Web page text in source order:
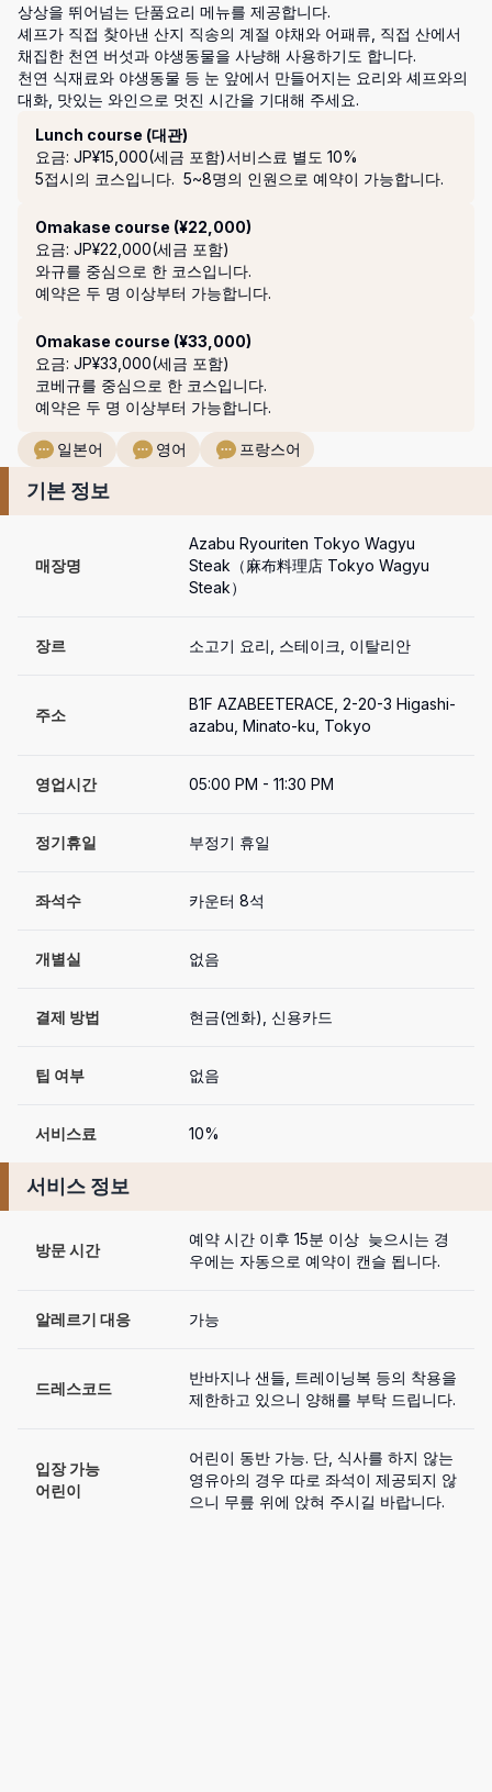
상상을 뛰어넘는 단품요리 메뉴를 제공합니다.
셰프가 직접 찾아낸 산지 직송의 계절 야채와 어패류, 직접 산에서
채집한 천연 버섯과 야생동물을 사냥해 사용하기도 합니다.
천연 식재료와 야생동물 등 눈 앞에서 만들어지는 요리와 셰프와의
대화, 맛있는 와인으로 멋진 시간을 기대해 주세요.
Lunch course (대관)
요금: JP¥15,000(세금 포함)서비스료 별도 10%
5접시의 코스입니다.  5~8명의 인원으로 예약이 가능합니다.
Omakase course (¥22,000)
요금: JP¥22,000(세금 포함)
와규를 중심으로 한 코스입니다.
예약은 두 명 이상부터 가능합니다.
Omakase course (¥33,000)
요금: JP¥33,000(세금 포함)
코베규를 중심으로 한 코스입니다.
예약은 두 명 이상부터 가능합니다.
일본어 영어 프랑스어
기본 정보
매장명
Azabu Ryouriten Tokyo Wagyu
Steak（麻布料理店 Tokyo Wagyu
Steak）
장르 소고기 요리, 스테이크, 이탈리안
주소
B1F AZABEETERACE, 2-20-3 Higashi-
azabu, Minato-ku, Tokyo
영업시간 05:00 PM - 11:30 PM
정기휴일 부정기 휴일
좌석수 카운터 8석
개별실 없음
결제 방법 현금(엔화), 신용카드
팁 여부 없음
서비스료 10%
서비스 정보
방문 시간
예약 시간 이후 15분 이상  늦으시는 경
우에는 자동으로 예약이 캔슬 됩니다.
알레르기 대응 가능
드레스코드
반바지나 샌들, 트레이닝복 등의 착용을
입장 가능
어린이
어린이 동반 가능. 단, 식사를 하지 않는
영유아의 경우 따로 좌석이 제공되지 않
으니 무릎 위에 앉혀 주시길 바랍니다.